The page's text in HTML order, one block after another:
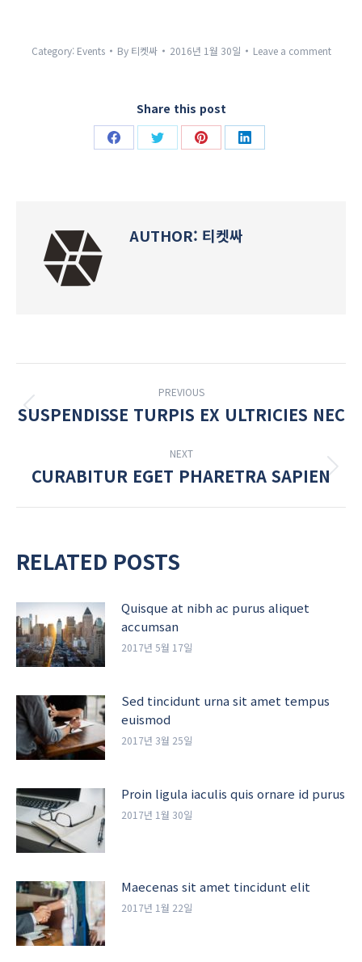
Category: Events By 티켓싸 2016년 1월 30일 Leave a comment
Share this post
Share Share Share Share
AUTHOR: 티켓싸
NAVIGATIONPREVIOUS
Previous
SUSPENDISSE TURPIS EX ULTRICIES NEC
NEXT
Next
CURABITUR EGET PHARETRA SAPIEN
RELATED POSTS
Quisque at nibh ac purus aliquet
accumsan
2017년 5월 17일
Sed tincidunt urna sit amet tempus
euismod
2017년 3월 25일
Proin ligula iaculis quis ornare id purus
2017년 1월 30일
Maecenas sit amet tincidunt elit
2017년 1월 22일